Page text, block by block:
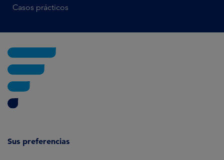
Casos prácticos
Sus preferencias